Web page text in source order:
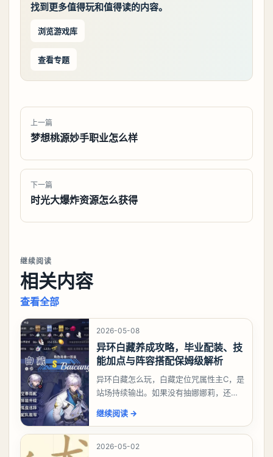
找到更多值得玩和值得读的内容。
浏览游戏库
查看专题
上一篇
梦想桃源妙手职业怎么样
下一篇
时光大爆炸资源怎么获得
继续阅读
相关内容
查看全部
2026-05-08
异环白藏养成攻略，毕业配装、技
能加点与阵容搭配保姆级解析
异环白藏怎么玩，白藏定位咒属性主C，是
站场持续输出。如果没有抽娜娜莉，还没
有娜娜莉缺另外一个二队C想打深渊也可以
考虑养个白藏
继续阅读 →
2026-05-02